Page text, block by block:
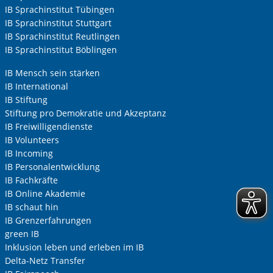
IB Sprachinstitut Tübingen
IB Sprachinstitut Stuttgart
IB Sprachinstitut Reutlingen
IB Sprachinstitut Böblingen
IB Mensch sein stärken
IB International
IB Stiftung
Stiftung pro Demokratie und Akzeptanz
IB Freiwilligendienste
IB Volunteers
IB Incoming
IB Personalentwicklung
IB Fachkräfte
IB Online Akademie
IB schaut hin
IB Grenzerfahrungen
green IB
Inklusion leben und erleben im IB
Delta-Netz Transfer